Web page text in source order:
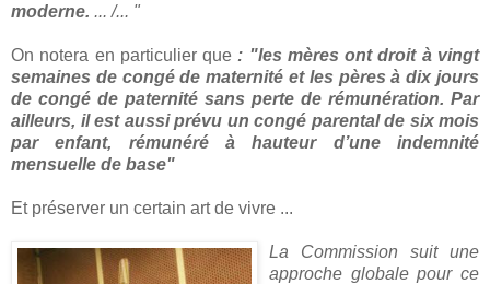
moderne. ... /... "
On notera en particulier que : "les mères ont droit à vingt
semaines de congé de maternité et les pères à dix jours
de congé de paternité sans perte de rémunération. Par
ailleurs, il est aussi prévu un congé parental de six mois
par enfant, rémunéré à hauteur d’une indemnité
mensuelle de base"
Et préserver un certain art de vivre ...
La Commission suit une
approche globale pour ce